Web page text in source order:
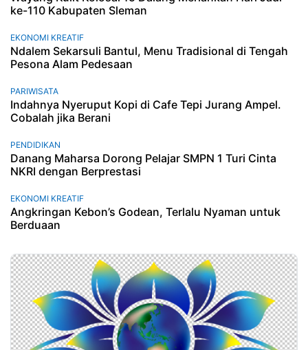
ke-110 Kabupaten Sleman
EKONOMI KREATIF
Ndalem Sekarsuli Bantul, Menu Tradisional di Tengah
Pesona Alam Pedesaan
PARIWISATA
Indahnya Nyeruput Kopi di Cafe Tepi Jurang Ampel.
Cobalah jika Berani
PENDIDIKAN
Danang Maharsa Dorong Pelajar SMPN 1 Turi Cinta
NKRI dengan Berprestasi
EKONOMI KREATIF
Angkringan Kebon’s Godean, Terlalu Nyaman untuk
Berduaan